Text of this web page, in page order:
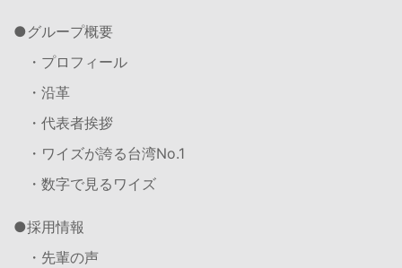
グループ概要
・プロフィール
・沿革
・代表者挨拶
・ワイズが誇る台湾No.1
・数字で見るワイズ
採用情報
・先輩の声